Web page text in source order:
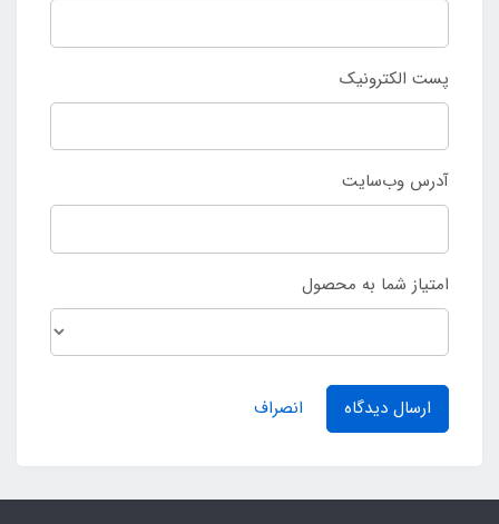
پست الکترونیک
آدرس وب‌سایت
امتیاز شما به محصول
ارسال دیدگاه انصراف